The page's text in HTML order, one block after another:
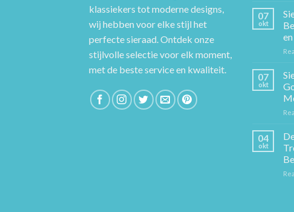
klassiekers tot moderne designs,
wij hebben voor elke stijl het
perfecte sieraad. Ontdek onze
stijlvolle selectie voor elk moment,
met de beste service en kwaliteit.
07
okt
07
okt
04
okt